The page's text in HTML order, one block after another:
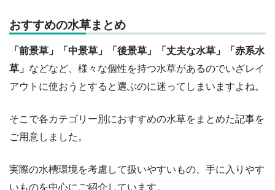
おすすめの水草まとめ
「前景草」「中景草」「後景草」「丈夫な水草」「赤系水
草」 などなど、様々な個性を持つ水草があるのでいざレイ
アウトに使おうとすると選ぶのに迷ってしまいますよね。
そこで各カテゴリー別におすすめの水草をまとめた記事を
ご用意しました。
実際の水槽環境を考慮して扱いやすいもの、手に入りやす
いものを中心にご紹介しています。